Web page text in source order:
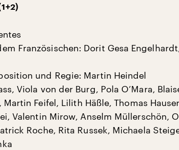
Französischen: Dorit Gesa
und Regie: Martin Heindel
Viola von der Burg, Pola O’Mara,
Martin Feifel, Lilith Häßle, Thomas
Valentin Mirow, Anselm Müllerschön,
Roche, Rita Russek, Michaela